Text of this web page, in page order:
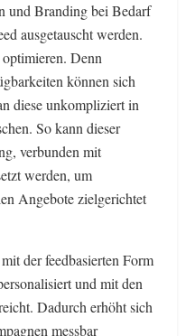
und Branding bei Bedarf
ausgetauscht werden.
Denn
können sich
diese unkompliziert in
So kann dieser
verbunden mit
werden, um
Angebote zielgerichtet
der feedbasierten Form
und mit den
Dadurch erhöht sich
messbar